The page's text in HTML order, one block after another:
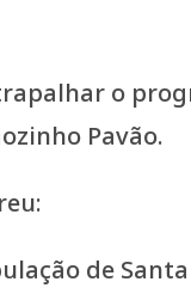
o
Pavão.
de